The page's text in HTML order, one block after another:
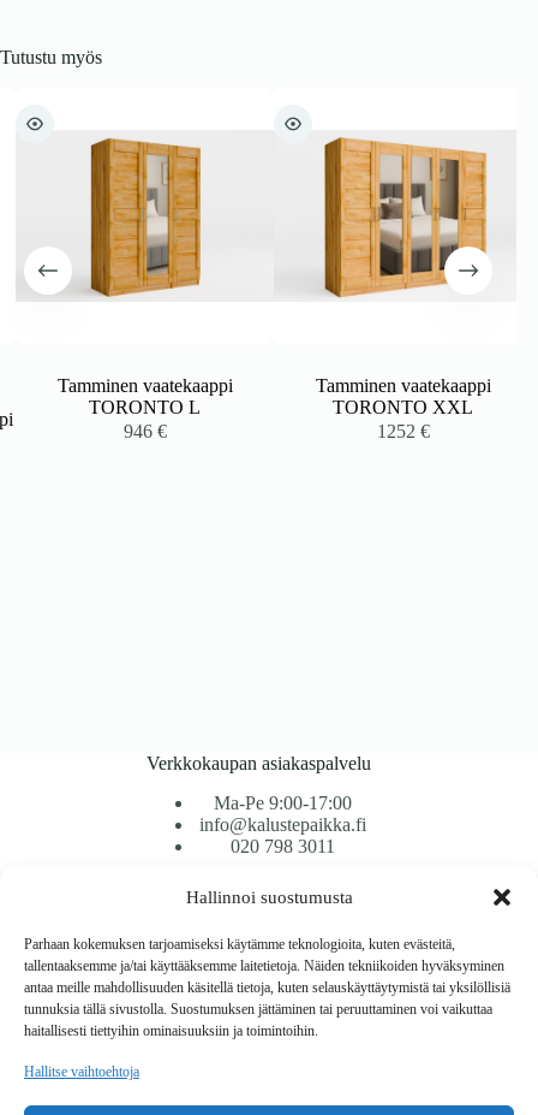
Hallinnoi suostumusta
Parhaan kokemuksen tarjoamiseksi käytämme teknologioita, kuten evästeitä,
tallentaaksemme ja/tai käyttääksemme laitetietoja. Näiden tekniikoiden hyväksyminen
antaa meille mahdollisuuden käsitellä tietoja, kuten selauskäyttäytymistä tai yksilöllisiä
tunnuksia tällä sivustolla. Suostumuksen jättäminen tai peruuttaminen voi vaikuttaa
haitallisesti tiettyihin ominaisuuksiin ja toimintoihin.
Hallitse vaihtoehtoja
Tutustu myös
Tamminen vaatekaappi
TORONTO L
946€
Tamminen vaatekaappi
TORONTO XXL
1252€
Verkkokaupan asiakaspalvelu
Ma-Pe 9:00-17:00
info@kalustepaikka.fi
020 798 3011
Tavarantoimitus / Maksutavat
Toimitustavat
Maksutavat
Vaihto ja palautus
Reklamaatiot